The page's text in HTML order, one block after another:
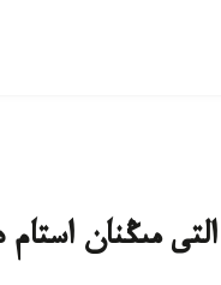
مىڭنان